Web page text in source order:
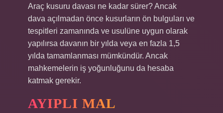
Araç kusuru davası ne kadar sürer? Ancak
dava açılmadan önce kusurların ön bulguları ve
tespitleri zamanında ve usulüne uygun olarak
yapılırsa davanın bir yılda veya en fazla 1,5
yılda tamamlanması mümkündür. Ancak
mahkemelerin iş yoğunluğunu da hesaba
katmak gerekir.
AYIPLI MAL